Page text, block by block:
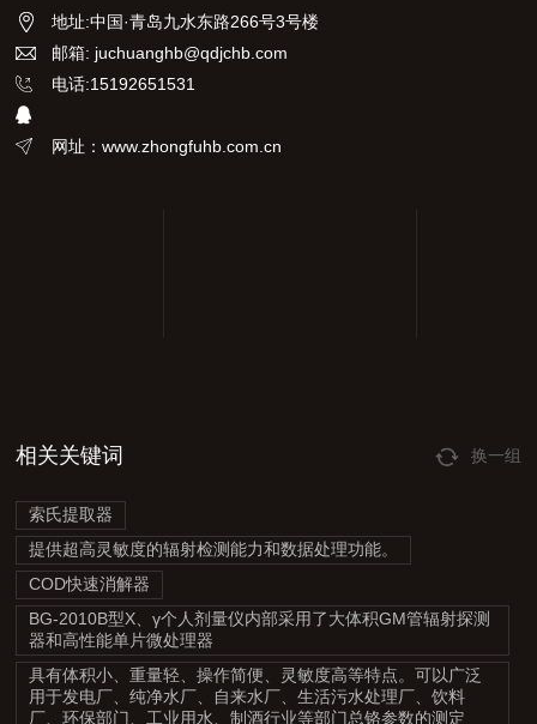
地址:中国·青岛九水东路266号3号楼
邮箱: juchuanghb@qdjchb.com
电话:15192651531
网址：www.zhongfuhb.com.cn
相关关键词 换一组
索氏提取器
提供超高灵敏度的辐射检测能力和数据处理功能。
COD快速消解器
BG-2010B型X、γ个人剂量仪内部采用了大体积GM管辐射探测
器和高性能单片微处理器
具有体积小、重量轻、操作简便、灵敏度高等特点。可以广泛
用于发电厂、纯净水厂、自来水厂、生活污水处理厂、饮料
厂、环保部门、工业用水、制酒行业等部门总铬参数的测定